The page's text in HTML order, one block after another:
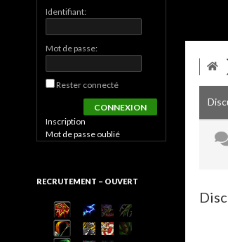
Identifiant:
Mot de passe:
Rester connecté
CONNEXION
Inscription
Mot de passe oublié
RECRUTEMENT – OUVERT